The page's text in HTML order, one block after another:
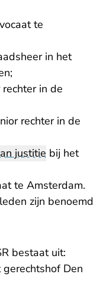
te
in het
in de
rechter in de
justitie bij het
te Amsterdam.
zijn benoemd
bestaat uit:
gerechtshof Den